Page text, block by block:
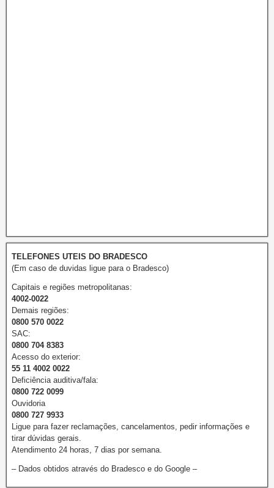
TELEFONES UTEIS DO BRADESCO
(Em caso de duvidas ligue para o Bradesco)
Capitais e regiões metropolitanas:
4002-0022
Demais regiões:
0800 570 0022
SAC:
0800 704 8383
Acesso do exterior:
55 11 4002 0022
Deficiência auditiva/fala:
0800 722 0099
Ouvidoria
0800 727 9933
Ligue para fazer reclamações, cancelamentos, pedir informações e
tirar dúvidas gerais.
Atendimento 24 horas, 7 dias por semana.
– Dados obtidos através do Bradesco e do Google –